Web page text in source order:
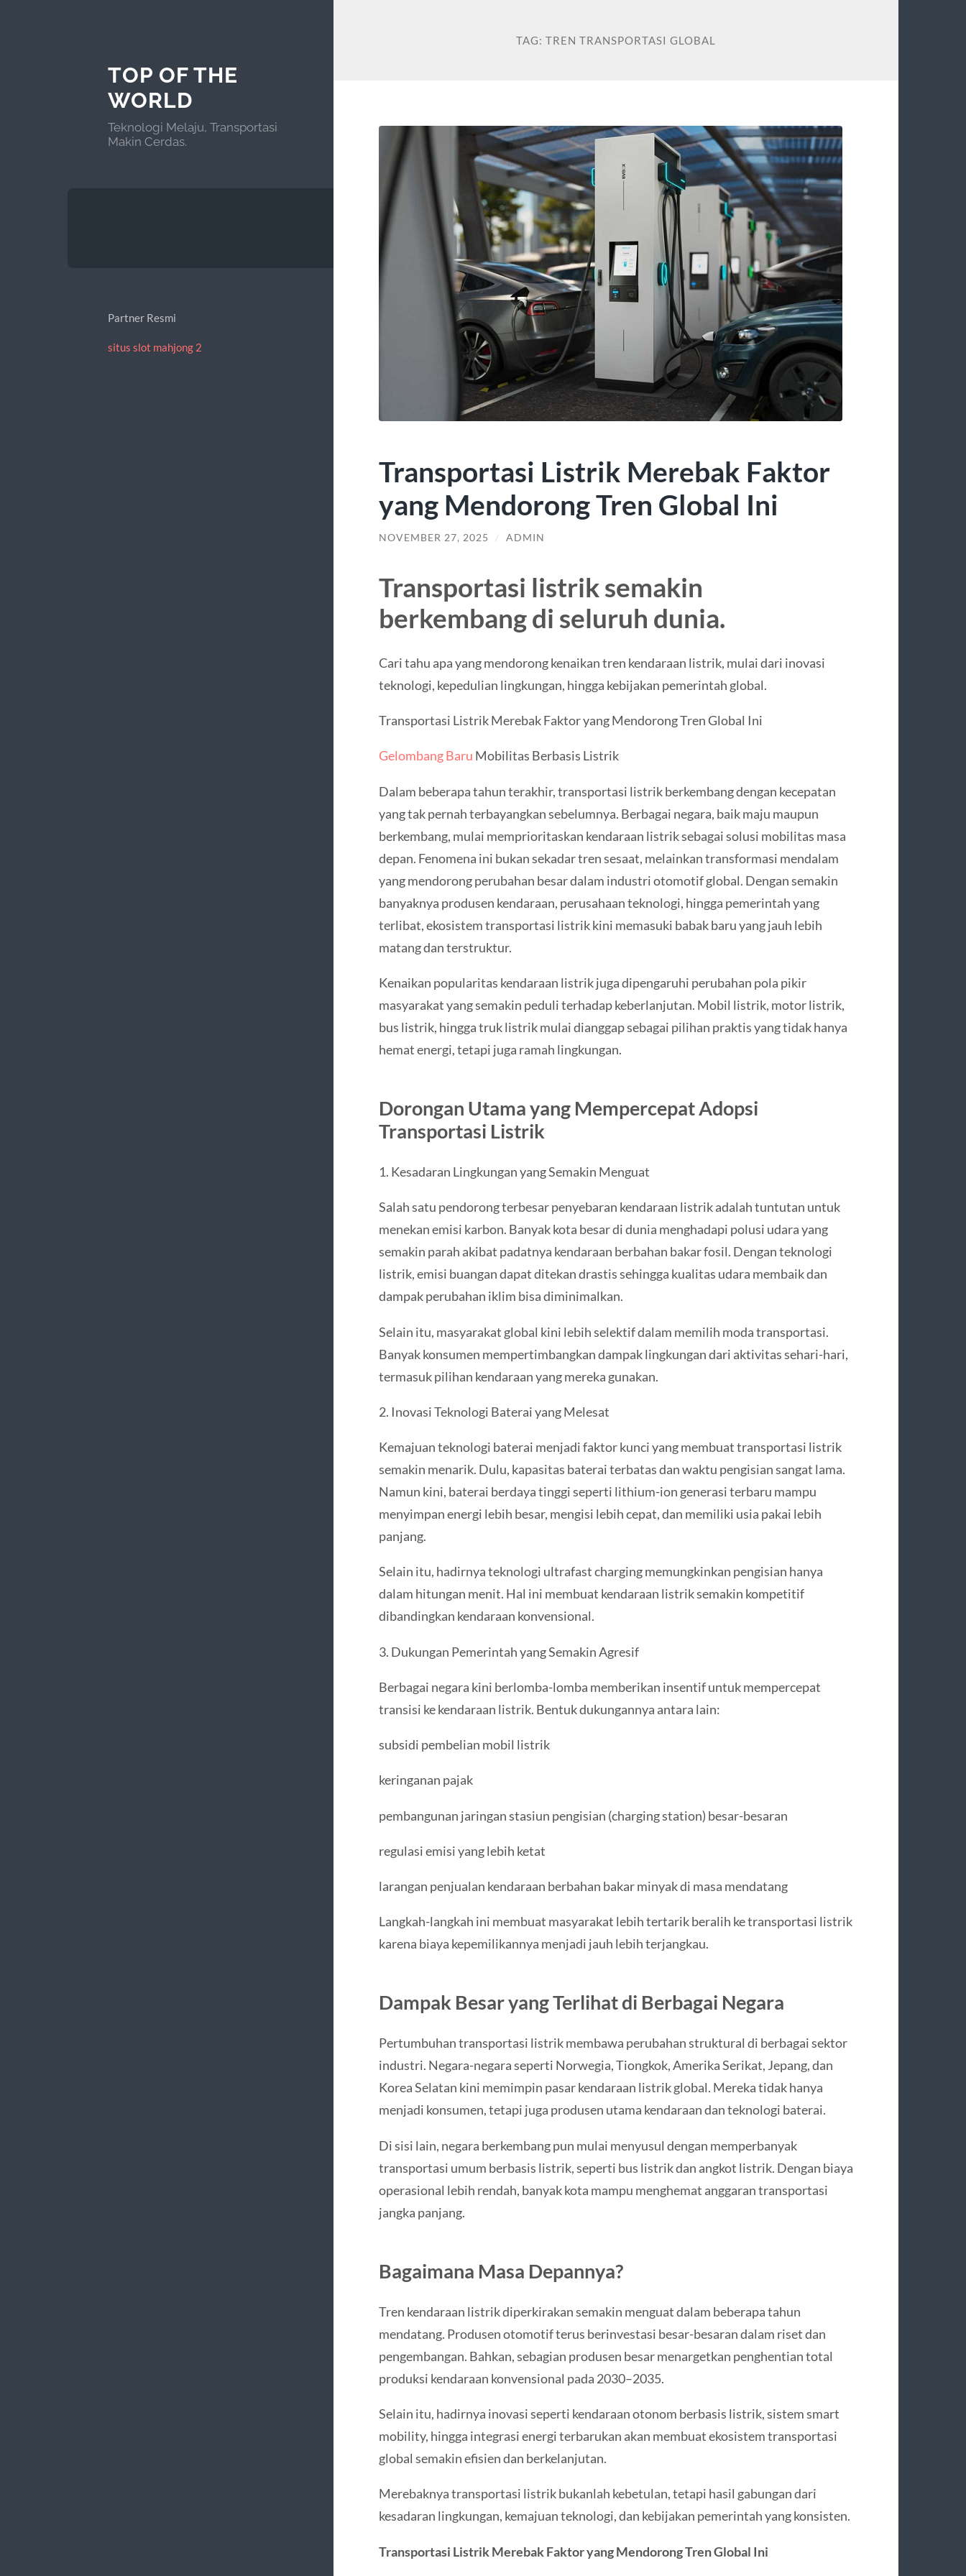
TOP OF THE
WORLD
Teknologi Melaju, Transportasi
Makin Cerdas.
Partner Resmi
situs slot mahjong 2
TAG: TREN TRANSPORTASI GLOBAL
Transportasi Listrik Merebak Faktor
yang Mendorong Tren Global Ini
NOVEMBER 27, 2025 / ADMIN
Transportasi listrik semakin
berkembang di seluruh dunia.
Cari tahu apa yang mendorong kenaikan tren kendaraan listrik, mulai dari inovasi
teknologi, kepedulian lingkungan, hingga kebijakan pemerintah global.
Transportasi Listrik Merebak Faktor yang Mendorong Tren Global Ini
Gelombang Baru Mobilitas Berbasis Listrik
Dalam beberapa tahun terakhir, transportasi listrik berkembang dengan kecepatan
yang tak pernah terbayangkan sebelumnya. Berbagai negara, baik maju maupun
berkembang, mulai memprioritaskan kendaraan listrik sebagai solusi mobilitas masa
depan. Fenomena ini bukan sekadar tren sesaat, melainkan transformasi mendalam
yang mendorong perubahan besar dalam industri otomotif global. Dengan semakin
banyaknya produsen kendaraan, perusahaan teknologi, hingga pemerintah yang
terlibat, ekosistem transportasi listrik kini memasuki babak baru yang jauh lebih
matang dan terstruktur.
Kenaikan popularitas kendaraan listrik juga dipengaruhi perubahan pola pikir
masyarakat yang semakin peduli terhadap keberlanjutan. Mobil listrik, motor listrik,
bus listrik, hingga truk listrik mulai dianggap sebagai pilihan praktis yang tidak hanya
hemat energi, tetapi juga ramah lingkungan.
Dorongan Utama yang Mempercepat Adopsi
Transportasi Listrik
1. Kesadaran Lingkungan yang Semakin Menguat
Salah satu pendorong terbesar penyebaran kendaraan listrik adalah tuntutan untuk
menekan emisi karbon. Banyak kota besar di dunia menghadapi polusi udara yang
semakin parah akibat padatnya kendaraan berbahan bakar fosil. Dengan teknologi
listrik, emisi buangan dapat ditekan drastis sehingga kualitas udara membaik dan
dampak perubahan iklim bisa diminimalkan.
Selain itu, masyarakat global kini lebih selektif dalam memilih moda transportasi.
Banyak konsumen mempertimbangkan dampak lingkungan dari aktivitas sehari-hari,
termasuk pilihan kendaraan yang mereka gunakan.
2. Inovasi Teknologi Baterai yang Melesat
Kemajuan teknologi baterai menjadi faktor kunci yang membuat transportasi listrik
semakin menarik. Dulu, kapasitas baterai terbatas dan waktu pengisian sangat lama.
Namun kini, baterai berdaya tinggi seperti lithium-ion generasi terbaru mampu
menyimpan energi lebih besar, mengisi lebih cepat, dan memiliki usia pakai lebih
panjang.
Selain itu, hadirnya teknologi ultrafast charging memungkinkan pengisian hanya
dalam hitungan menit. Hal ini membuat kendaraan listrik semakin kompetitif
dibandingkan kendaraan konvensional.
3. Dukungan Pemerintah yang Semakin Agresif
Berbagai negara kini berlomba-lomba memberikan insentif untuk mempercepat
transisi ke kendaraan listrik. Bentuk dukungannya antara lain:
subsidi pembelian mobil listrik
keringanan pajak
pembangunan jaringan stasiun pengisian (charging station) besar-besaran
regulasi emisi yang lebih ketat
larangan penjualan kendaraan berbahan bakar minyak di masa mendatang
Langkah-langkah ini membuat masyarakat lebih tertarik beralih ke transportasi listrik
karena biaya kepemilikannya menjadi jauh lebih terjangkau.
Dampak Besar yang Terlihat di Berbagai Negara
Pertumbuhan transportasi listrik membawa perubahan struktural di berbagai sektor
industri. Negara-negara seperti Norwegia, Tiongkok, Amerika Serikat, Jepang, dan
Korea Selatan kini memimpin pasar kendaraan listrik global. Mereka tidak hanya
menjadi konsumen, tetapi juga produsen utama kendaraan dan teknologi baterai.
Di sisi lain, negara berkembang pun mulai menyusul dengan memperbanyak
transportasi umum berbasis listrik, seperti bus listrik dan angkot listrik. Dengan biaya
operasional lebih rendah, banyak kota mampu menghemat anggaran transportasi
jangka panjang.
Bagaimana Masa Depannya?
Tren kendaraan listrik diperkirakan semakin menguat dalam beberapa tahun
mendatang. Produsen otomotif terus berinvestasi besar-besaran dalam riset dan
pengembangan. Bahkan, sebagian produsen besar menargetkan penghentian total
produksi kendaraan konvensional pada 2030–2035.
Selain itu, hadirnya inovasi seperti kendaraan otonom berbasis listrik, sistem smart
mobility, hingga integrasi energi terbarukan akan membuat ekosistem transportasi
global semakin efisien dan berkelanjutan.
Merebaknya transportasi listrik bukanlah kebetulan, tetapi hasil gabungan dari
kesadaran lingkungan, kemajuan teknologi, dan kebijakan pemerintah yang konsisten.
Transportasi Listrik Merebak Faktor yang Mendorong Tren Global Ini